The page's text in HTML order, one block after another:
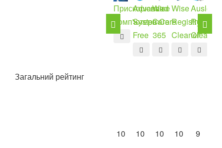
Прискорювач
Комп'ютера
Advanced
SystemCare
Free
Wise
Care
365
Wise
Registry
Cleaner
Registry
Cleaner
Загальний рейтинг
10 10 10 10 9